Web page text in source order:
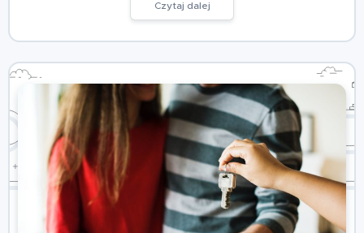
Czytaj dalej